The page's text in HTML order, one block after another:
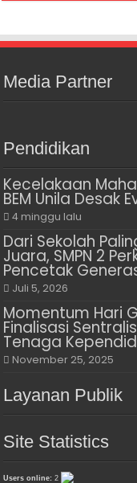
Media Partner
Pendidikan
Kecelakaan
BEM Unila Desak
4 minggu lalu
Dari Sekolah
Juara, SMPN 2
Pencetak
Juli 5, 2026
Momentum Hari
Finalisasi
Tenaga
November 25, 2025
Layanan Publik
Site Statistics
Users online:2